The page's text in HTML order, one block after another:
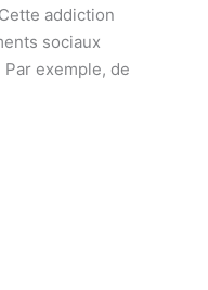
addiction
sociaux
exemple, de